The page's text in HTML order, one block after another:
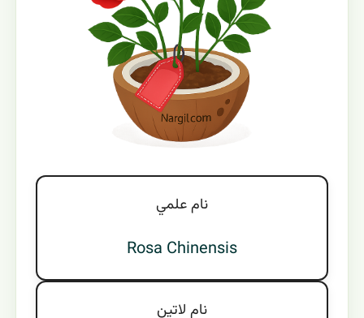
نام علمي
Rosa Chinensis
نام لاتين